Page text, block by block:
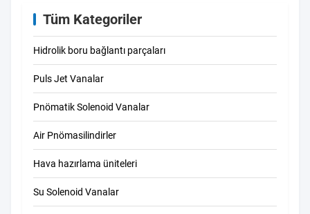
Tüm Kategoriler
Hidrolik boru bağlantı parçaları
Puls Jet Vanalar
Pnömatik Solenoid Vanalar
Air Pnömasilindirler
Hava hazırlama üniteleri
Su Solenoid Vanalar